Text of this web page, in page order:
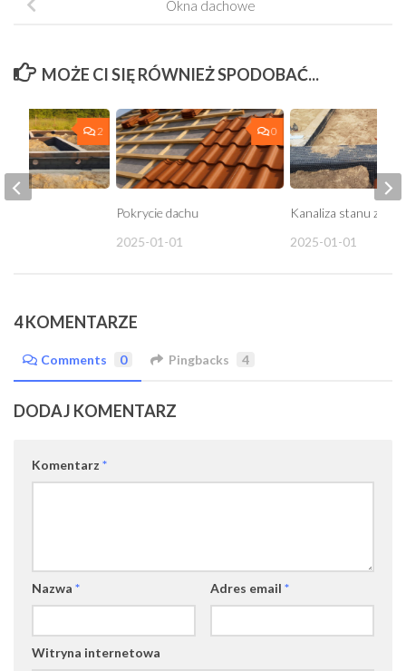
Okna dachowe
MOŻE CI SIĘ RÓWNIEŻ SPODOBAĆ...
0
Pokrycie dachu
2025-01-01
Kanaliza stanu zero
2025-01-01
2
4 KOMENTARZE
Comments 0 Pingbacks 4
DODAJ KOMENTARZ
Komentarz *
Nazwa * Adres email *
Witryna internetowa